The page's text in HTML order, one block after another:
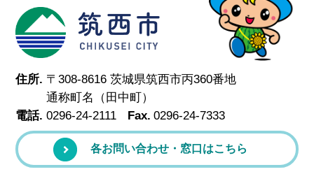
筑西市
住所. 〒308-8616 茨城県筑西市丙360番地
通称町名（田中町）
電話. 0296-24-2111 Fax. 0296-24-7333
各お問い合わせ・窓口はこちら